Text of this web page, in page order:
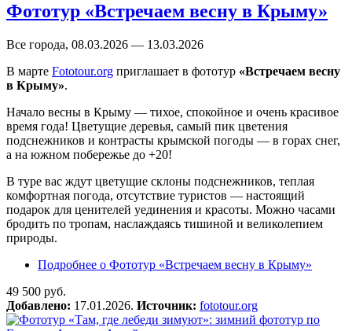
Фототур «Встречаем весну в Крыму»
Все города, 08.03.2026 — 13.03.2026
В марте Fototour.org приглашает в фототур «Встречаем весну
в Крыму».
Начало весны в Крыму — тихое, спокойное и очень красивое
время года! Цветущие деревья, самый пик цветения
подснежников и контрасты крымской погоды — в горах снег,
а на южном побережье до +20!
В туре вас ждут цветущие склоны подснежников, теплая
комфортная погода, отсутствие туристов — настоящий
подарок для ценителей уединения и красоты. Можно часами
бродить по тропам, наслаждаясь тишиной и великолепием
природы.
Подробнее о Фототур «Встречаем весну в Крыму»
49 500 руб.
Добавлено: 17.01.2026. Источник: fototour.org